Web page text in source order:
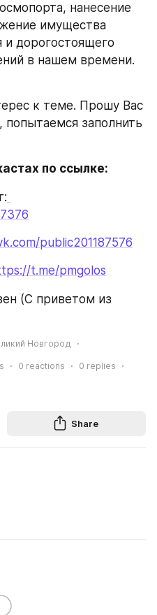
нанесение
имущества
и дорогостоящего
в нашем времени.
к теме. Прошу Вас
попытаемся заполнить
по ссылке:
public201187576
t.me/pmgolos
(С приветом из
Новгород
0 reactions 0 replies
Share